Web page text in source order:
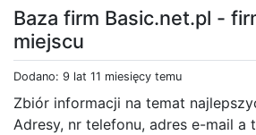
Baza firm Basic.net.pl -
miejscu
Dodano: 9 lat 11 miesięcy temu
Zbiór informacji na temat
Adresy, nr telefonu, adres e-mail a